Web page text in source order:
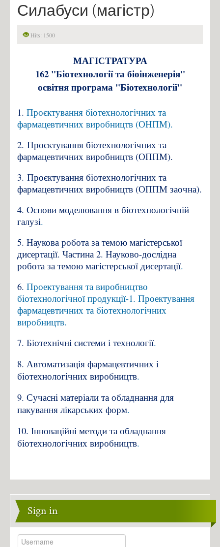
Science
Award laureates
Graduates who defended their Ph.D. thesis
Conference
Admission 2023
Admission for the foreign citizens
Educational programs
Center for International Education
Information package of the faculty
Students
Individual masters plans
Undergraduate practice
Employment of graduates
Scientific development Kostyk S.
Contacts
Силабуси (магістр)
Hits: 1500
МАГІСТРАТУРА
162 "Біотехнології та біоінженерія"
освітня програма "Біотехнології"
1. Проєктування біотехнологічних та
фармацевтичних виробництв (ОНПМ).
2. Проєктування біотехнологічних та
фармацевтичних виробництв (ОППМ).
3. Проєктування біотехнологічних та
фармацевтичних виробництв (ОППМ заочна).
4. Основи моделювання в біотехнологічній
галузі.
5. Наукова робота за темою магістерської
дисертації. Частина 2. Науково-дослідна
робота за темою магістерської дисертації.
6. Проектування та виробництво
біотехнологічної продукції-1. Проектування
фармацевтичних та біотехнологічних
виробництв.
7. Біотехнічні системи і технології.
8. Автоматизація фармацевтичних і
біотехнологічних виробництв.
9. Сучасні матеріали та обладнання для
пакування лікарських форм.
10. Інноваційні методи та обладнання
біотехнологічних виробництв.
Sign in